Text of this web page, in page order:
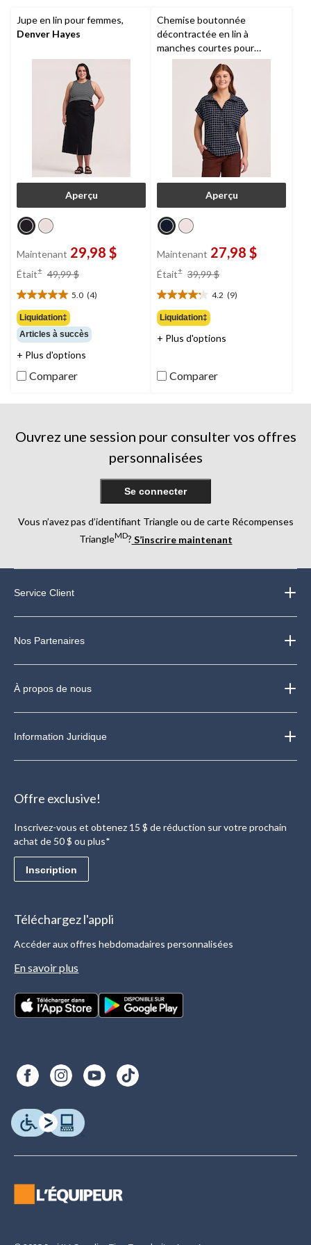
Jupe en lin pour femmes,
Denver Hayes
Aperçu
Maintenant 29,98 $
Était± 49,99 $
49,99 $
5.0 (4)
5.0
étoile(s)
sur
5.
4
Liquidation‡
Articles à succès
+ Plus d'options
Comparer
Chemise boutonnée
décontractée en lin à
manches courtes pour
femmes,Denver Hayes
Aperçu
Maintenant 27,98 $
Était± 39,99 $
39,99 $
4.2 (9)
4.2
étoile(s)
sur
5.
Liquidation‡
+ Plus d'options
Comparer
Ouvrez une session pour consulter vos offres
personnalisées
Se connecter
Vous n’avez pas d’identifiant Triangle ou de carte Récompenses
TriangleMD? S’inscrire maintenant
Service Client
Nos Partenaires
À propos de nous
Information Juridique
Offre exclusive!
Inscrivez-vous et obtenez 15 $ de réduction sur votre prochain
achat de 50 $ ou plus*
Inscription
Téléchargez l'appli
Accéder aux offres hebdomadaires personnalisées
En savoir plus